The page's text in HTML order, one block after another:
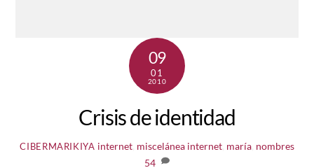
09
01
2010
Crisis de identidad
CIBERMARIKIYA internet, miscelánea internet, maría, nombres
54